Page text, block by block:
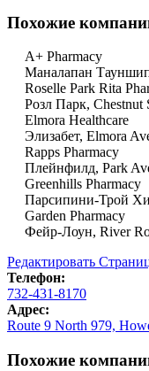
Похожие
A+ Pharmacy
Маналапан
Roselle Park Rita
Розл Парк, Chestnut
Elmora Healthcare
Элизабет, Elmora
Rapps Pharmacy
Плейнфилд, Park
Greenhills Pharmacy
Парсипини-Трой
Garden Pharmacy
Фейр-Лоун, River
Редактировать
Телефон:
732-431-8170
Адрес:
Route 9 North 979,
Похожие